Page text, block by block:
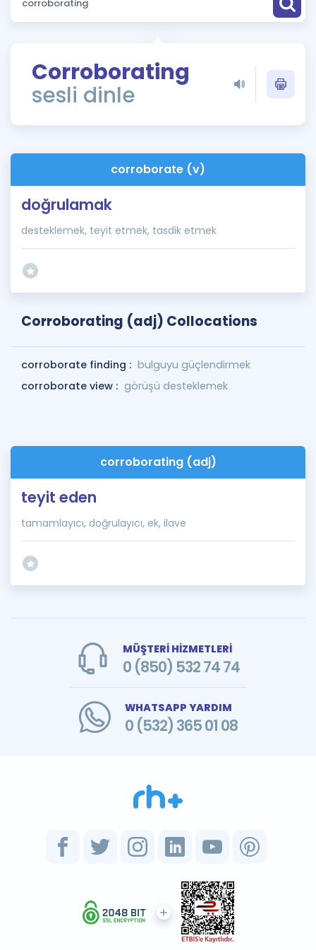
Puan Hesaplama
ÖSYM Sınav Takvimi
Kampanyalar
İngilizce Gramer
Corroborating
sesli dinle
corroborate (v)
doğrulamak
desteklemek, teyit etmek, tasdik etmek
Corroborating (adj) Collocations
corroborate finding : bulguyu güçlendirmek
corroborate view : görüşü desteklemek
corroborating (adj)
teyit eden
tamamlayıcı, doğrulayıcı, ek, ilave
MÜŞTERİ HİZMETLERİ
0 (850) 532 74 74
WHATSAPP YARDIM
0 (532) 365 01 08